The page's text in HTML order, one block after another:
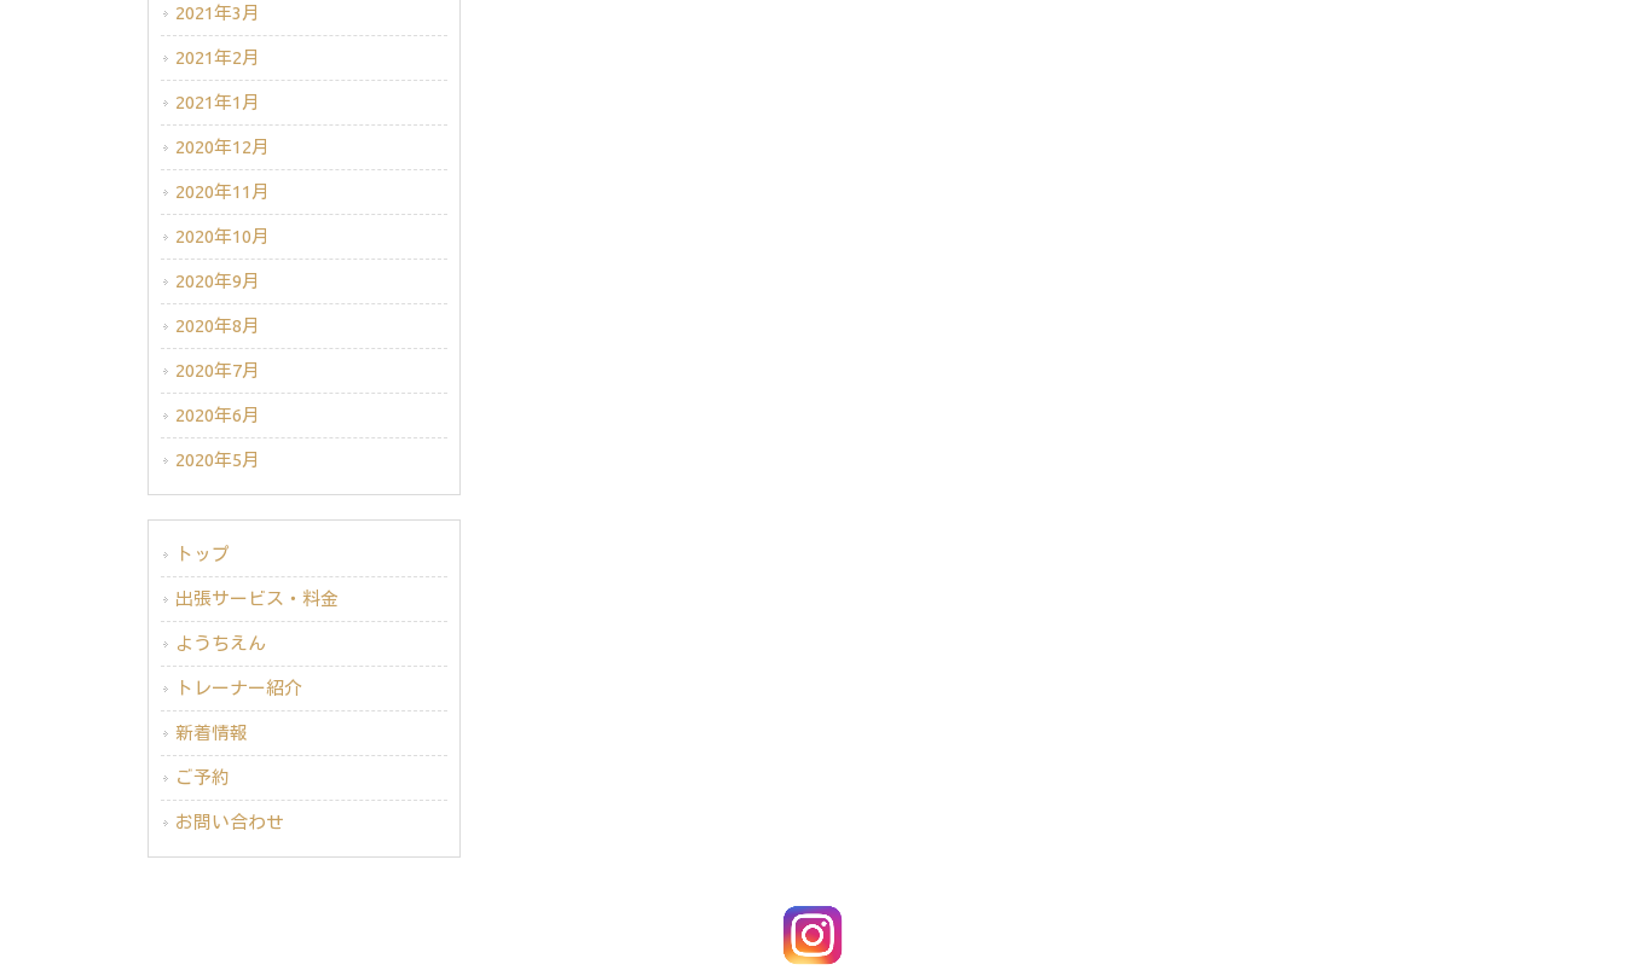
2021年3月
2021年2月
2021年1月
2020年12月
2020年11月
2020年10月
2020年9月
2020年8月
2020年7月
2020年6月
2020年5月
トップ
出張サービス・料金
ようちえん
トレーナー紹介
新着情報
ご予約
お問い合わせ